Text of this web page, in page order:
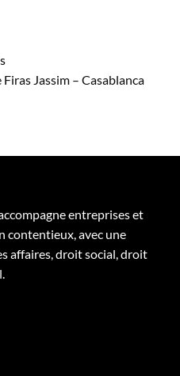
Jassim – Casablanca
entreprises et
contentieux, avec une
affaires, droit social, droit